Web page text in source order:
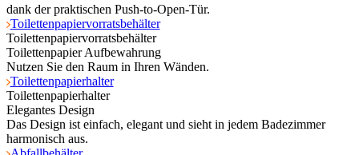
dank der praktischen Push-to-Open-Tür.
Toilettenpapiervorratsbehälter
Toilettenpapiervorratsbehälter
Toilettenpapier Aufbewahrung
Nutzen Sie den Raum in Ihren Wänden.
Toilettenpapierhalter
Toilettenpapierhalter
Elegantes Design
Das Design ist einfach, elegant und sieht in jedem Badezimmer
harmonisch aus.